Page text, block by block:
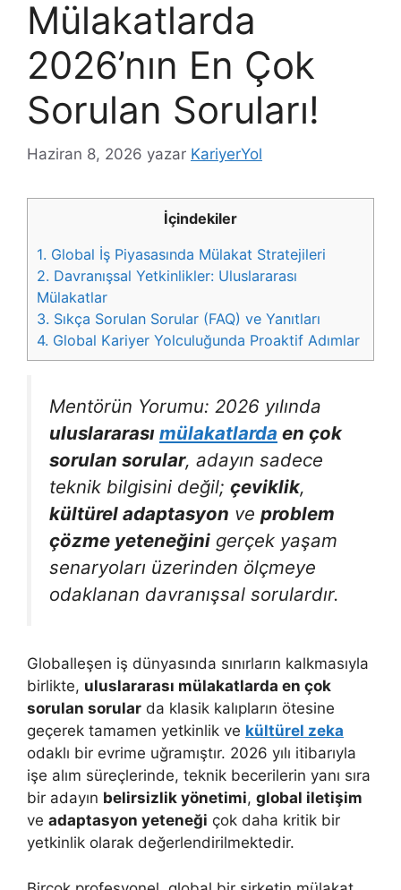
Mülakatlarda
2026’nın En Çok
Sorulan Soruları!
Haziran 8, 2026 yazar KariyerYol
İçindekiler
1. Global İş Piyasasında Mülakat Stratejileri
2. Davranışsal Yetkinlikler: Uluslararası
Mülakatlar
3. Sıkça Sorulan Sorular (FAQ) ve Yanıtları
4. Global Kariyer Yolculuğunda Proaktif Adımlar
Mentörün Yorumu: 2026 yılında
uluslararası mülakatlarda en çok
sorulan sorular, adayın sadece
teknik bilgisini değil; çeviklik,
kültürel adaptasyon ve problem
çözme yeteneğini gerçek yaşam
senaryoları üzerinden ölçmeye
odaklanan davranışsal sorulardır.
Globalleşen iş dünyasında sınırların kalkmasıyla
birlikte, uluslararası mülakatlarda en çok
sorulan sorular da klasik kalıpların ötesine
geçerek tamamen yetkinlik ve kültürel zeka
odaklı bir evrime uğramıştır. 2026 yılı itibarıyla
işe alım süreçlerinde, teknik becerilerin yanı sıra
bir adayın belirsizlik yönetimi, global iletişim
ve adaptasyon yeteneği çok daha kritik bir
yetkinlik olarak değerlendirilmektedir.